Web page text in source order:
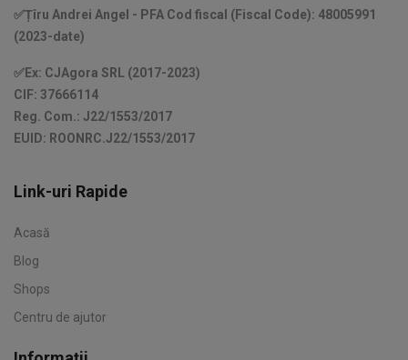
✅Țîru Andrei Angel - PFA Cod fiscal (Fiscal Code): 48005991
(2023-date)
✅Ex: CJAgora SRL (2017-2023)
CIF: 37666114
Reg. Com.: J22/1553/2017
EUID: ROONRC.J22/1553/2017
Link-uri Rapide
Acasă
Blog
Shops
Centru de ajutor